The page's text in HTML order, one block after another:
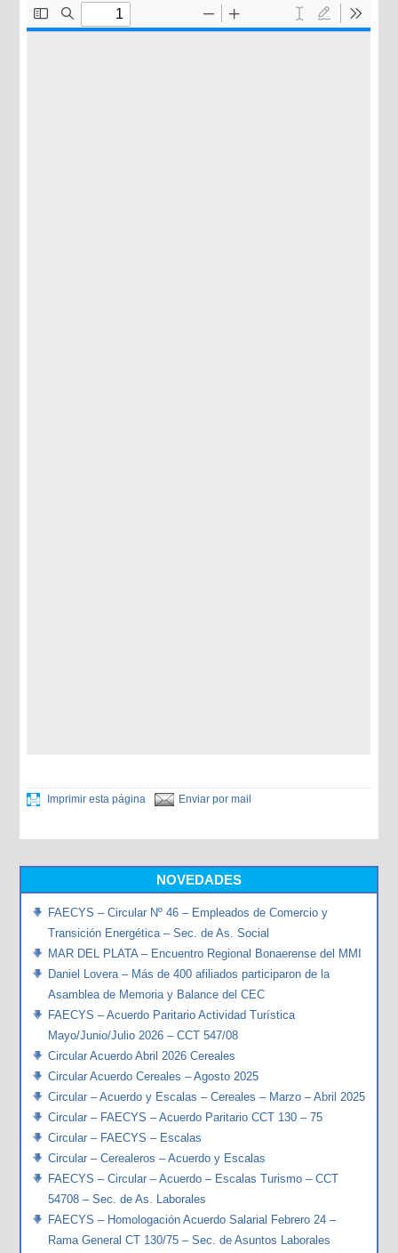
Imprimir esta página Enviar por mail
NOVEDADES
FAECYS – Circular Nº 46 – Empleados de Comercio y
Transición Energética – Sec. de As. Social
MAR DEL PLATA – Encuentro Regional Bonaerense del MMI
Daniel Lovera – Más de 400 afiliados participaron de la
Asamblea de Memoria y Balance del CEC
FAECYS – Acuerdo Paritario Actividad Turística
Mayo/Junio/Julio 2026 – CCT 547/08
Circular Acuerdo Abril 2026 Cereales
Circular Acuerdo Cereales – Agosto 2025
Circular – Acuerdo y Escalas – Cereales – Marzo – Abril 2025
Circular – FAECYS – Acuerdo Paritario CCT 130 – 75
Circular – FAECYS – Escalas
Circular – Cerealeros – Acuerdo y Escalas
FAECYS – Circular – Acuerdo – Escalas Turismo – CCT
54708 – Sec. de As. Laborales
FAECYS – Homologación Acuerdo Salarial Febrero 24 –
Rama General CT 130/75 – Sec. de Asuntos Laborales